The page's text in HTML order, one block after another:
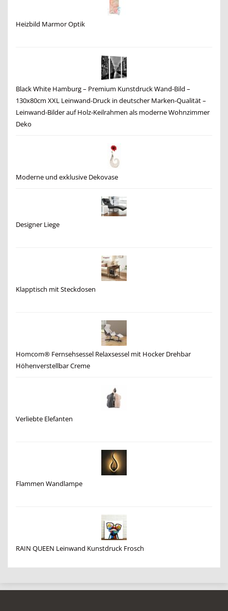
Heizbild Marmor Optik
Black White Hamburg – Premium Kunstdruck Wand-Bild –
130x80cm XXL Leinwand-Druck in deutscher Marken-Qualität –
Leinwand-Bilder auf Holz-Keilrahmen als moderne Wohnzimmer
Deko
Moderne und exklusive Dekovase
Designer Liege
Klapptisch mit Steckdosen
Homcom® Fernsehsessel Relaxsessel mit Hocker Drehbar
Höhenverstellbar Creme
Verliebte Elefanten
Flammen Wandlampe
RAIN QUEEN Leinwand Kunstdruck Frosch